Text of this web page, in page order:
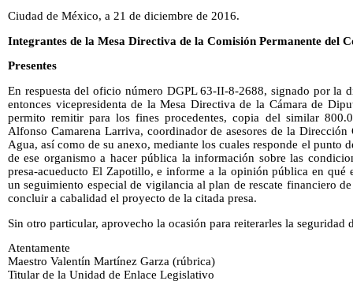
Ciudad de México, a 21 de diciembre de 2016.
Integrantes de la Mesa Directiva de la Comisión Permanente del
Presentes
En respuesta del oficio número DGPL 63-II-8-2688, signado por la
entonces vicepresidenta de la Mesa Directiva de la Cámara de
permito remitir para los fines procedentes, copia del similar
Alfonso Camarena Larriva, coordinador de asesores de la
Agua, así como de su anexo, mediante los cuales responde el punto
de ese organismo a hacer pública la información sobre las
presa-acueducto El Zapotillo, e informe a la opinión pública en qué
un seguimiento especial de vigilancia al plan de rescate financiero
concluir a cabalidad el proyecto de la citada presa.
Sin otro particular, aprovecho la ocasión para reiterarles la
Atentamente
Maestro Valentín Martínez Garza (rúbrica)
Titular de la Unidad de Enlace Legislativo